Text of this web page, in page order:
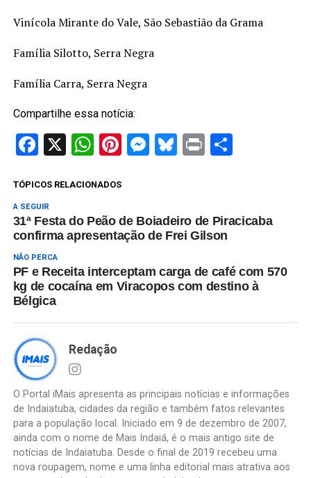
Vinícola Mirante do Vale, São Sebastião da Grama
Família Silotto, Serra Negra
Família Carra, Serra Negra
Compartilhe essa notícia:
Facebook
X WhatsApp
Pinterest
Messenger
Bluesky
PrintShare
TÓPICOS RELACIONADOS
A SEGUIR
31ª Festa do Peão de Boiadeiro de Piracicaba
confirma apresentação de Frei Gilson
NÃO PERCA
PF e Receita interceptam carga de café com 570
kg de cocaína em Viracopos com destino à
Bélgica
Redação
O Portal iMais apresenta as principais notícias e informações
de Indaiatuba, cidades da região e também fatos relevantes
para a população local. Iniciado em 9 de dezembro de 2007,
ainda com o nome de Mais Indaiá, é o mais antigo site de
notícias de Indaiatuba. Desde o final de 2019 recebeu uma
nova roupagem, nome e uma linha editorial mais atrativa aos